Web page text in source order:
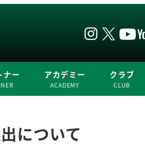
ナー アカデミー
ACADEMY
クラブ
CLUB
について